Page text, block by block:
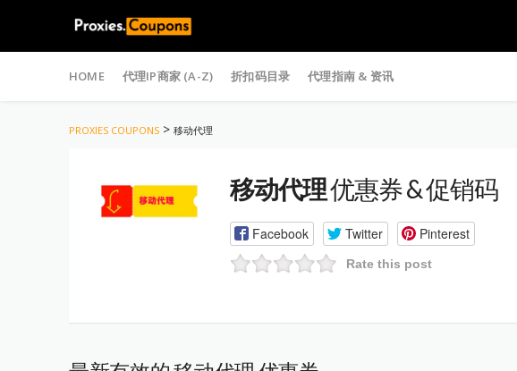
to
HOME 代理IP商家 (A-Z) 折扣码目录 代理指南 & 资讯
PROXIES COUPONS > 移动代理
移动代理优惠券 & 促销码
Facebook Twitter Pinterest
Rate this post